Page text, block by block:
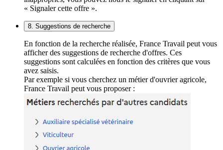
« Signaler cette offre ».
8. Suggestions de recherche
En fonction de la recherche réalisée, France Travail peut vous
afficher des suggestions de recherche d'offres. Ces
suggestions sont calculées en fonction des critères que vous
avez saisis.
Par exemple si vous cherchez un métier d'ouvrier agricole,
France Travail peut vous proposer :